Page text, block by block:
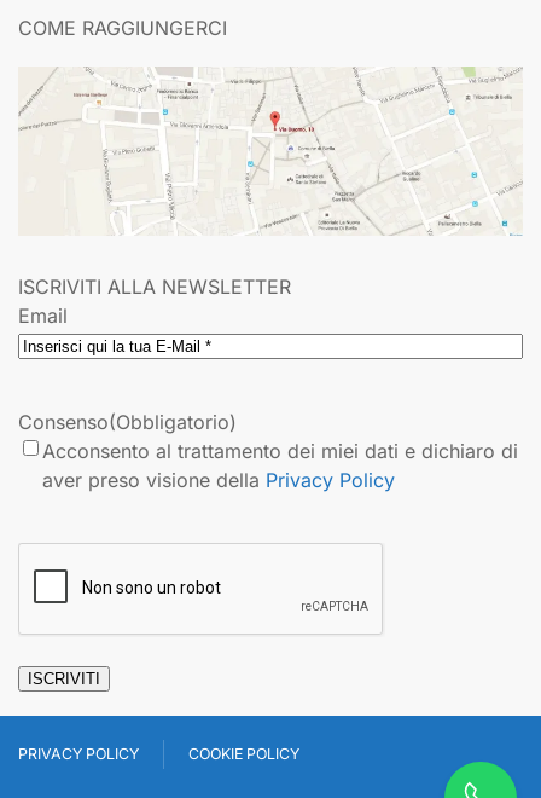
COME RAGGIUNGERCI
ISCRIVITI ALLA NEWSLETTER
Email
Consenso(Obbligatorio)
Acconsento al trattamento dei miei dati e dichiaro di
aver preso visione della Privacy Policy
ISCRIVITI
PRIVACY POLICY COOKIE POLICY